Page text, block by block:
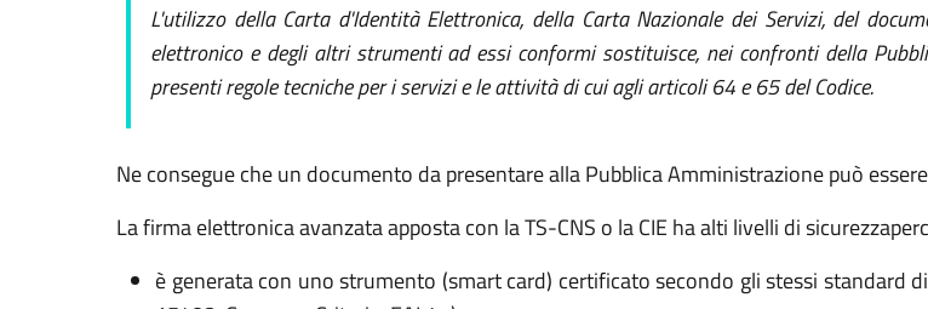
L'utilizzo della Carta d'Identità Elettronica, della Carta Nazionale dei Servizi, del
elettronico e degli altri strumenti ad essi conformi sostituisce, nei confronti della
presenti regole tecniche per i servizi e le attività di cui agli articoli 64 e 65 del Codice.
Ne consegue che un documento da presentare alla Pubblica Amministrazione può
La firma elettronica avanzata apposta con la TS-CNS o la CIE ha alti livelli di sicurezza
è generata con uno strumento (smart card) certificato secondo gli stessi standard